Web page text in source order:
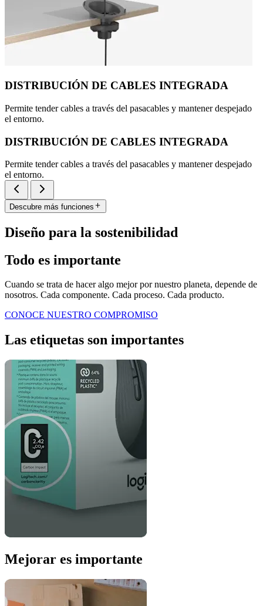
DISTRIBUCIÓN DE CABLES INTEGRADA
Permite tender cables a través del pasacables y mantener despejado
el entorno.
DISTRIBUCIÓN DE CABLES INTEGRADA
Permite tender cables a través del pasacables y mantener despejado
el entorno.
Descubre más funciones
Diseño para la sostenibilidad
Todo es importante
Cuando se trata de hacer algo mejor por nuestro planeta, depende de
nosotros. Cada componente. Cada proceso. Cada producto.
CONOCE NUESTRO COMPROMISO
Las etiquetas son importantes
Mejorar es importante